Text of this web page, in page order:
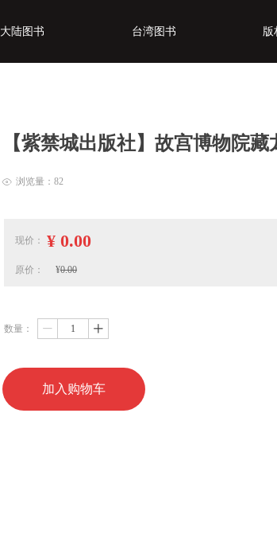
大陆图书 台湾图书 版
【紫禁城出版社】故宫博物院
ꁖ 浏览量： 82
现价： ¥ 0.00
原价： ¥0.00
加入购物车
数量： ꄷ ꄸ